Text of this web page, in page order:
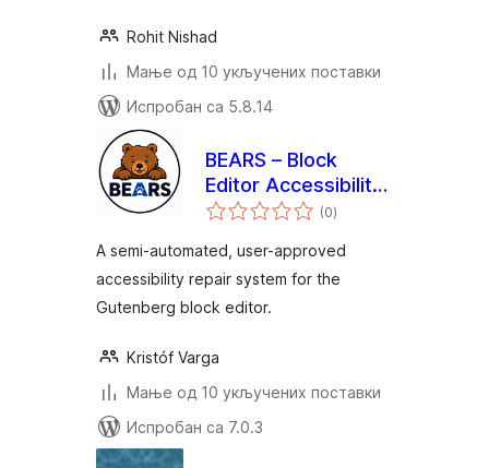
Rohit Nishad
Мање од 10 укључених поставки
Испробан са 5.8.14
BEARS – Block
Editor Accessibility
Repair System
(0укупних
оцена
)
A semi-automated, user-approved
accessibility repair system for the
Gutenberg block editor.
Kristóf Varga
Мање од 10 укључених поставки
Испробан са 7.0.3